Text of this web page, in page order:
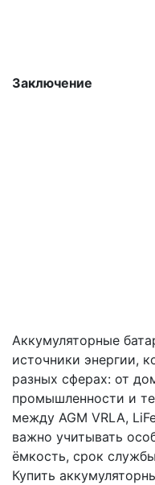
Заключение
Аккумуляторные
источники энергии,
разных сферах: от
промышленности и
между AGM VRLA,
важно учитывать
ёмкость, срок
Купить